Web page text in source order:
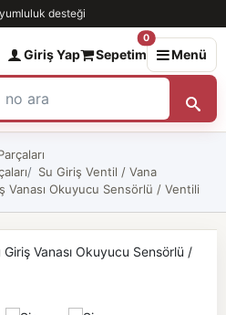
desteği
Giriş Yap Sepetim
0
Menü
Su Giriş Ventil / Vana
Vanası Okuyucu Sensörlü / Ventili